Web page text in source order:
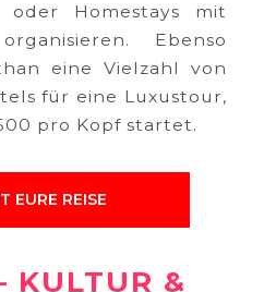
oder Homestays mit
Ebenso
eine Vielzahl von
für eine Luxustour,
pro Kopf startet.
EURE REISE
KULTUR &